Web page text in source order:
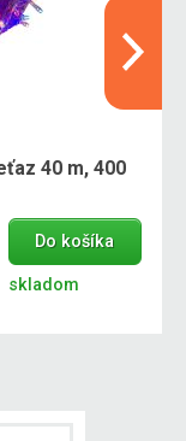
40 m, 400
Do košíka
skladom